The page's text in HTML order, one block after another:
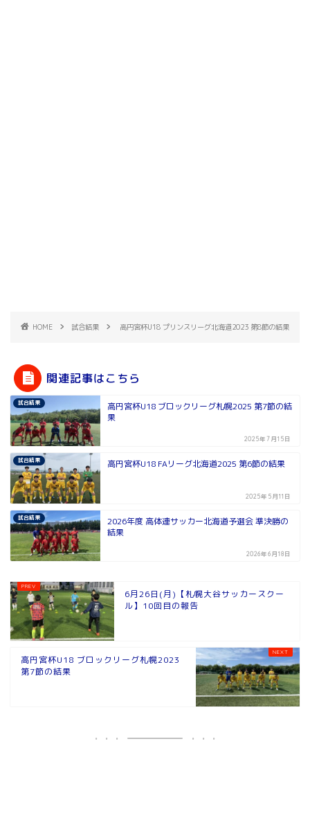
HOME 試合結果 高円宮杯U18 プリンスリーグ北海道2023 第8節の結果
関連記事はこちら
試合結果
高円宮杯U18 ブロックリーグ札幌2025 第7節の結
果
2025年7月15日
試合結果 高円宮杯U18 FAリーグ北海道2025 第6節の結果
2025年5月11日
試合結果
2026年度 高体連サッカー北海道予選会 準決勝の
結果
2026年6月18日
6月26日(月)【札幌大谷サッカースクー
ル】10回目の報告
高円宮杯U18 ブロックリーグ札幌2023
第7節の結果